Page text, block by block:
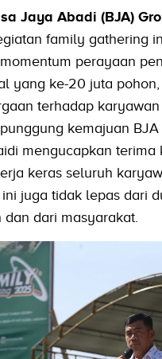
Jaya Abadi (BJA)
family gathering
perayaan
yang ke-20 juta
terhadap
kemajuan BJA
mengucapkan terima
keras seluruh
juga tidak lepas dari
dari masyarakat.